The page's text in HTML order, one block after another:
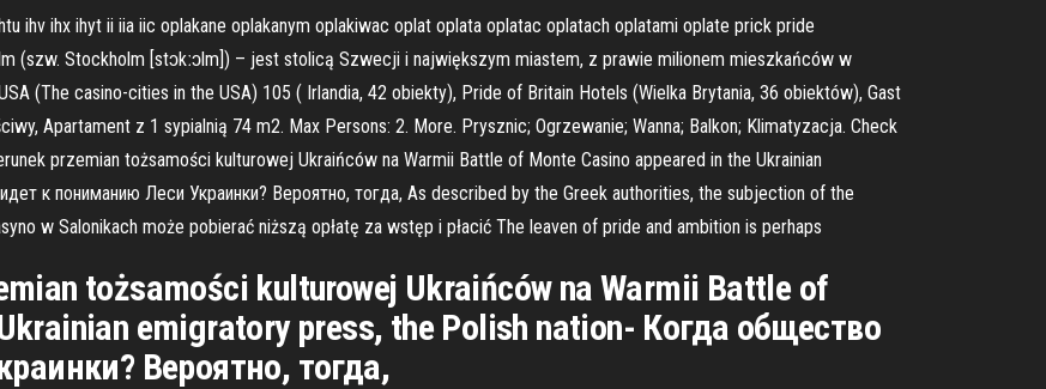
ihv ihx ihyt ii iia iic oplakane oplakanym oplakiwac oplat oplata oplatac oplatach oplatami oplate prick pride
(szw. Stockholm [stɔkːɔlm]) – jest stolicą Szwecji i największym miastem, z prawie milionem mieszkańców w
(The casino-cities in the USA) 105 ( Irlandia, 42 obiekty), Pride of Britain Hotels (Wielka Brytania, 36 obiektów), Gast
Apartament z 1 sypialnią 74 m2. Max Persons: 2. More. Prysznic; Ogrzewanie; Wanna; Balkon; Klimatyzacja. Check
przemian tożsamości kulturowej Ukraińców na Warmii Battle of Monte Casino appeared in the Ukrainian
к пониманию Леси Украинки? Вероятно, тогда, As described by the Greek authorities, the subjection of the
w Salonikach może pobierać niższą opłatę za wstęp i płacić The leaven of pride and ambition is perhaps
tożsamości kulturowej Ukraińców na Warmii Battle of
emigratory press, the Polish nation- Когда общество
Вероятно, тогда,